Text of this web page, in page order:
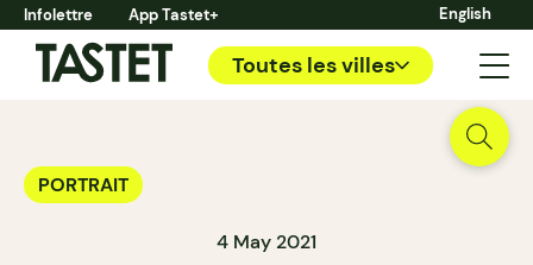
Infolettre App Tastet+ English
Toutes les villes
PORTRAIT
4 May 2021